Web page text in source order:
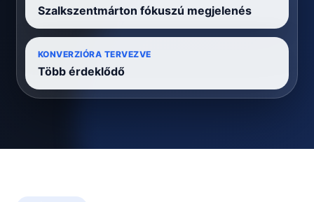
Szalkszentmárton fókuszú megjelenés
KONVERZIÓRA TERVEZVE
Több érdeklődő